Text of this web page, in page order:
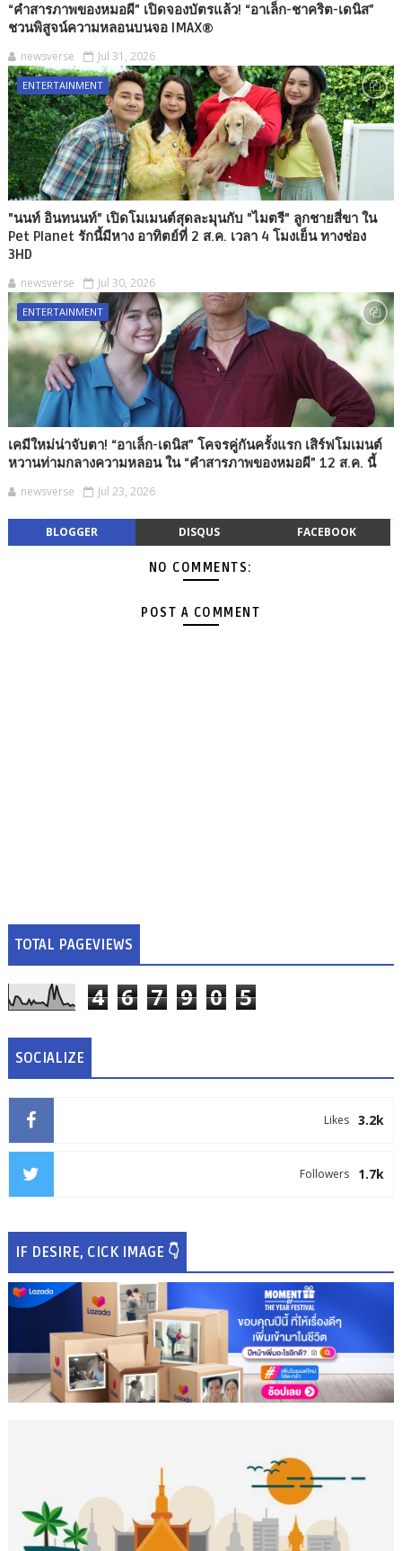
“คำสารภาพของหมอผี” เปิดจองบัตรแล้ว! “อาเล็ก-ชาคริต-เดนิส”
ชวนพิสูจน์ความหลอนบนจอ IMAX®
newsverse Jul 31, 2026
ENTERTAINMENT
"นนท์ อินทนนท์" เปิดโมเมนต์สุดละมุนกับ "ไมตรี" ลูกชายสี่ขา ใน
Pet Planet รักนี้มีหาง อาทิตย์ที่ 2 ส.ค. เวลา 4 โมงเย็น ทางช่อง
3HD
newsverse Jul 30, 2026
ENTERTAINMENT
เคมีใหม่น่าจับตา! “อาเล็ก-เดนิส” โคจรคู่กันครั้งแรก เสิร์ฟโมเมนต์
หวานท่ามกลางความหลอน ใน “คำสารภาพของหมอผี” 12 ส.ค. นี้
newsverse Jul 23, 2026
BLOGGER DISQUS FACEBOOK
NO COMMENTS:
POST A COMMENT
TOTAL PAGEVIEWS
4 6 7 9 0 5
SOCIALIZE
3.2k
Likes
1.7k
Followers
IF DESIRE, CICK IMAGE 👇